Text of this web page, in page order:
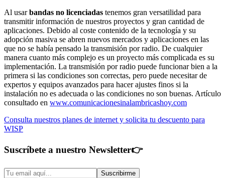
Al usarbandas no licenciadas tenemos gran versatilidad para
transmitir información de nuestros proyectos y gran cantidad de
aplicaciones. Debido al coste contenido de la tecnología y su
adopción masiva se abren nuevos mercados y aplicaciones en las
que no se había pensado la transmisión por radio. De cualquier
manera cuanto más complejo es un proyecto más complicada es su
implementación. La transmisión por radio puede funcionar bien a la
primera si las condiciones son correctas, pero puede necesitar de
expertos y equipos avanzados para hacer ajustes finos si la
instalación no es adecuada o las condiciones no son buenas. Artículo
consultado en www.comunicacionesinalambricashoy.com
Consulta nuestros planes de internet y solicita tu descuento para
WISP
Suscríbete a nuestro Newsletter👉
Suscribirme